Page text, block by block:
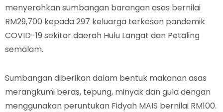
menyerahkan sumbangan barangan asas bernilai
RM29,700 kepada 297 keluarga terkesan pandemik
COVID-19 sekitar daerah Hulu Langat dan Petaling
semalam.
Sumbangan diberikan dalam bentuk makanan asas
merangkumi beras, tepung, minyak dan gula dengan
menggunakan peruntukan Fidyah MAIS bernilai RM100.